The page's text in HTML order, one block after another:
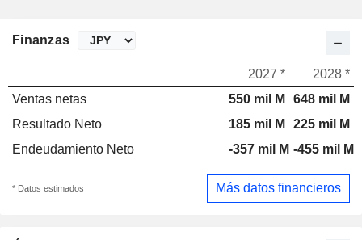
Finanzas
2027 *
2028 *
Ventas netas
550 mil M
648 mil M
Resultado Neto
185 mil M
225 mil M
Endeudamiento Neto
-357 mil M -455 mil M
* Datos estimados Más datos financieros